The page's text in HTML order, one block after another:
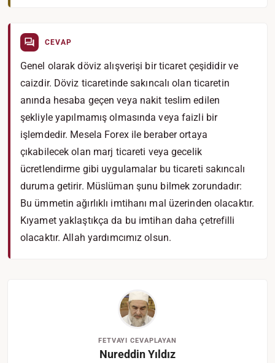
CEVAP
Genel olarak döviz alışverişi bir ticaret çeşididir ve
caizdir. Döviz ticaretinde sakıncalı olan ticaretin
anında hesaba geçen veya nakit teslim edilen
şekliyle yapılmamış olmasında veya faizli bir
işlemdedir. Mesela Forex ile beraber ortaya
çıkabilecek olan marj ticareti veya gecelik
ücretlendirme gibi uygulamalar bu ticareti sakıncalı
duruma getirir. Müslüman şunu bilmek zorundadır:
Bu ümmetin ağırlıklı imtihanı mal üzerinden olacaktır.
Kıyamet yaklaştıkça da bu imtihan daha çetrefilli
olacaktır. Allah yardımcımız olsun.
FETVAYI CEVAPLAYAN
Nureddin Yıldız